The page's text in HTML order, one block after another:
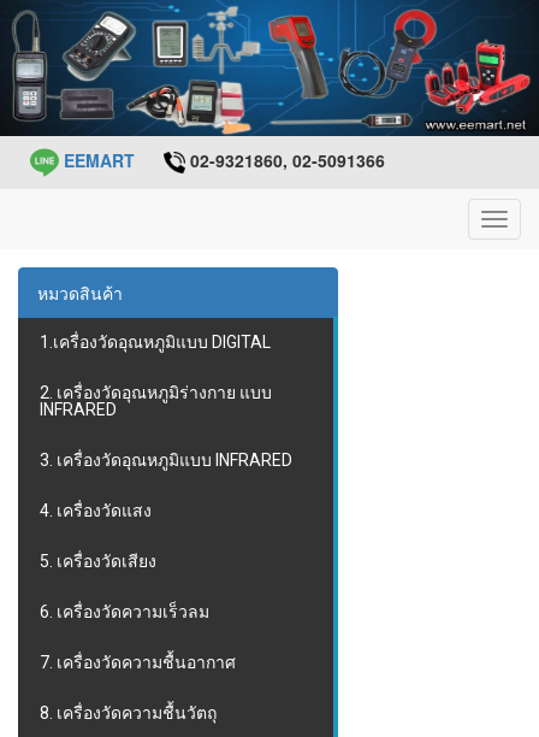
EEMART 02-9321860, 02-5091366
หมวดสินค้า
1.เครื่องวัดอุณหภูมิแบบ DIGITAL
2. เครื่องวัดอุณหภูมิร่างกาย แบบ
INFRARED
3. เครื่องวัดอุณหภูมิแบบ INFRARED
4. เครื่องวัดแสง
5. เครื่องวัดเสียง
6. เครื่องวัดความเร็วลม
7. เครื่องวัดความชื้นอากาศ
8. เครื่องวัดความชื้นวัตถุ